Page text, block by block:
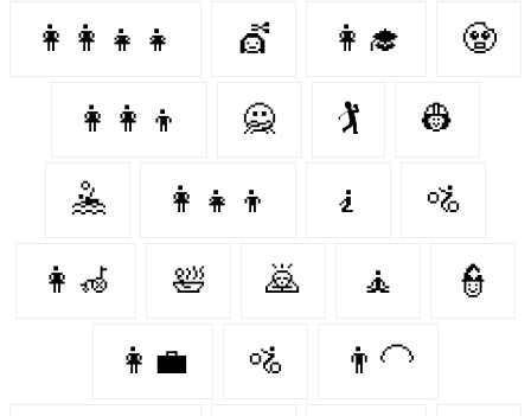
👩‍👩‍👧‍👧 💇 👩‍🎓 🧟‍
👩‍👩‍👦 🙅‍ 🏌️‍ 👷‍
🤽‍ 👩‍👧‍👦 🧎 🚵
👩‍🦽 🛀 🙇‍ 🧘 👮‍
👩‍💼 🚵‍ 👨‍🦲